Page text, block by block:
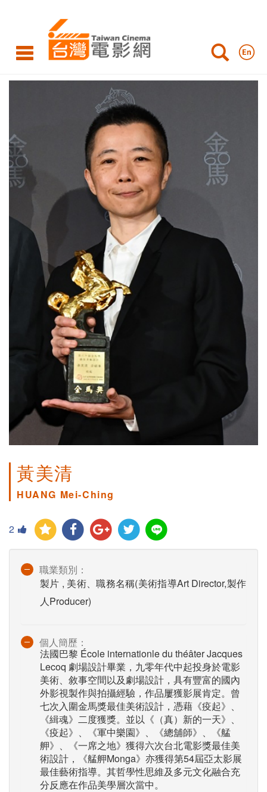
黃美清
HUANG Mei-Ching
2
職業類別：
製片 , 美術、職務名稱(美術指導Art Director,製作
人Producer)
個人簡歷：
法國巴黎 École internationle du théâter Jacques
Lecoq 劇場設計畢業，九零年代中起投⾝於電影
美術、敘事空間以及劇場設計，具有豐富的國內
外影視製作與拍攝經驗，作品屢獲影展肯定。曾
七次入圍⾦⾺獎最佳美術設計，憑藉《疫起》、
《緝魂》⼆度獲獎。並以《（真）新的⼀天》、
《疫起》、《軍中樂園》、《總舖師》、《艋
舺》、《⼀席之地》獲得六次台北電影獎最佳美
術設計，《艋舺Monga》亦獲得第54屆亞太影展
最佳藝術指導。其哲學性思維及多元⽂化融合充
分反應在作品美學層次當中。